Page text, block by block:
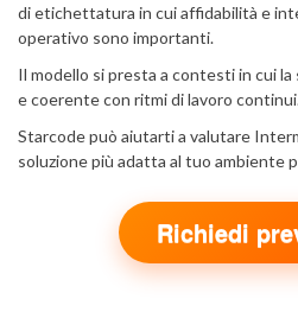
di etichettatura in cui affidabilità e
operativo sono importanti.
Il modello si presta a contesti in cui
e coerente con ritmi di lavoro
Starcode può aiutarti a valutare
soluzione più adatta al tuo ambiente
Richiedi